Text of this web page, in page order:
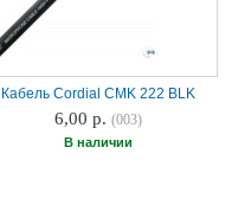
Кабель Cordial CMK 222 BLK
6,00 р. (003)
В наличии